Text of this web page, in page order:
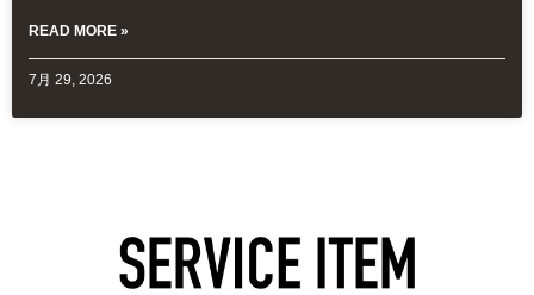
READ MORE »
7月 29, 2026